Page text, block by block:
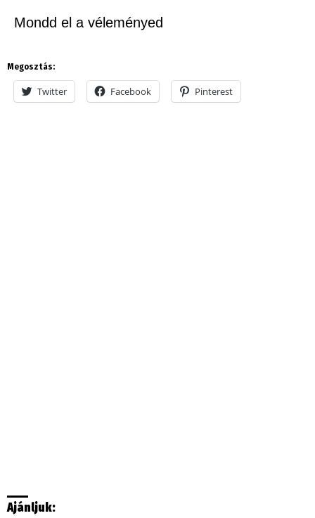
Mondd el a véleményed
Megosztás:
Twitter Facebook Pinterest
Ajánljuk: